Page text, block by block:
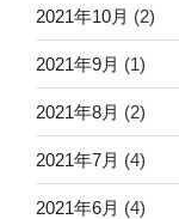
2021年10月 (2)
2021年9月 (1)
2021年8月 (2)
2021年7月 (4)
2021年6月 (4)